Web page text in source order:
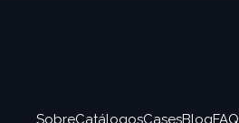
SobreCatálogosCasesBlogFAQ